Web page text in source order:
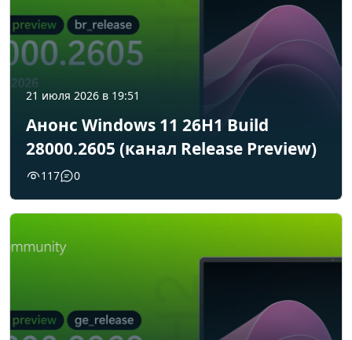
21 июля 2026 в 19:51
Анонс Windows 11 26H1 Build
28000.2605 (канал Release Preview)
117 0